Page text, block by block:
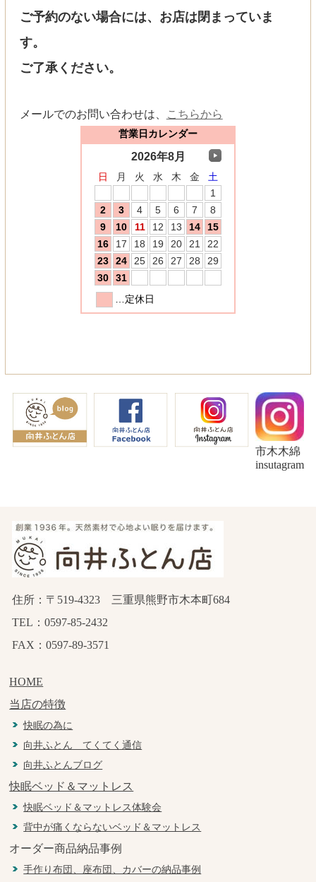
ご予約のない場合には、お店は閉まっていま
す。
ご了承ください。
メールでのお問い合わせは、 こちらから
市木木綿
insutagram
住所：〒519-4323 三重県熊野市木本町684
TEL：0597-85-2432
FAX：0597-89-3571
HOME
当店の特徴
快眠の為に
向井ふとん てくてく通信
向井ふとんブログ
快眠ベッド＆マットレス
快眠ベッド＆マットレス体験会
背中が痛くならないベッド＆マットレス
オーダー商品納品事例
手作り布団、座布団、カバーの納品事例